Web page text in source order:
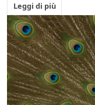
Leggi di più